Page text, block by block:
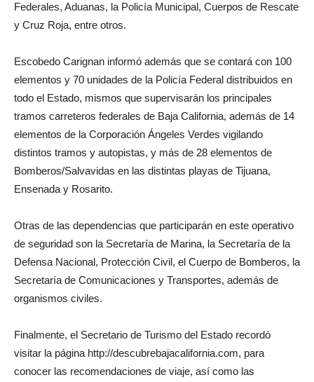
Federales, Aduanas, la Policía Municipal, Cuerpos de Rescate
y Cruz Roja, entre otros.
Escobedo Carignan informó además que se contará con 100
elementos y 70 unidades de la Policía Federal distribuidos en
todo el Estado, mismos que supervisarán los principales
tramos carreteros federales de Baja California, además de 14
elementos de la Corporación Ángeles Verdes vigilando
distintos tramos y autopistas, y más de 28 elementos de
Bomberos/Salvavidas en las distintas playas de Tijuana,
Ensenada y Rosarito.
Otras de las dependencias que participarán en este operativo
de seguridad son la Secretaría de Marina, la Secretaría de la
Defensa Nacional, Protección Civil, el Cuerpo de Bomberos, la
Secretaría de Comunicaciones y Transportes, además de
organismos civiles.
Finalmente, el Secretario de Turismo del Estado recordó
visitar la página http://descubrebajacalifornia.com, para
conocer las recomendaciones de viaje, así como las